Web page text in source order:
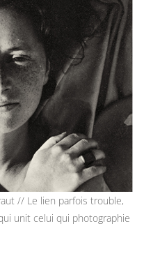
// Le lien parfois trouble,
unit celui qui photographie